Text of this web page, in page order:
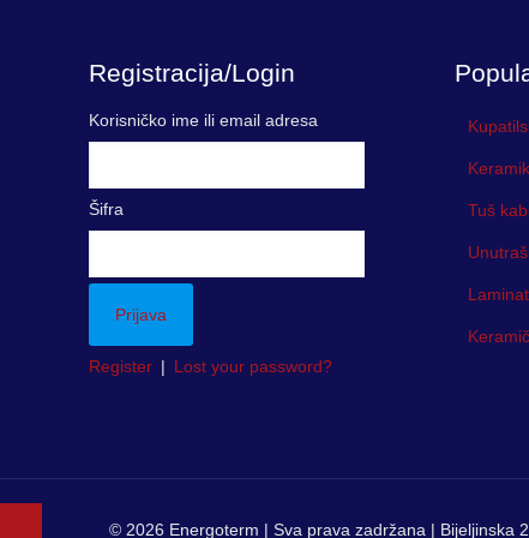
Registracija/Login
Korisničko ime ili email adresa
Šifra
Register | Lost your password?
Tuš
© 2026 Energoterm | Sva prava zadržana | Bijeljinska